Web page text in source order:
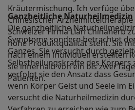
Kräutermischung. Ich verfüge
Chinesischer
Schweizer Firma Lian Chinaherb
hohe Produktqualität steht. Sie
nach einem individuell erstellten
sie innerhalb von ein bis zwei
Patienten.
Ganzheitliche Naturheilmedizin
Die ganzheitliche
Symptome sondern betrachtet
Ganzes. Sie versucht durch
Selbstheilungskräfte des Körpers
verfolgt sie den Ansatz dass
wenn Körper Geist und Seele im
versucht die Naturheilmedizin